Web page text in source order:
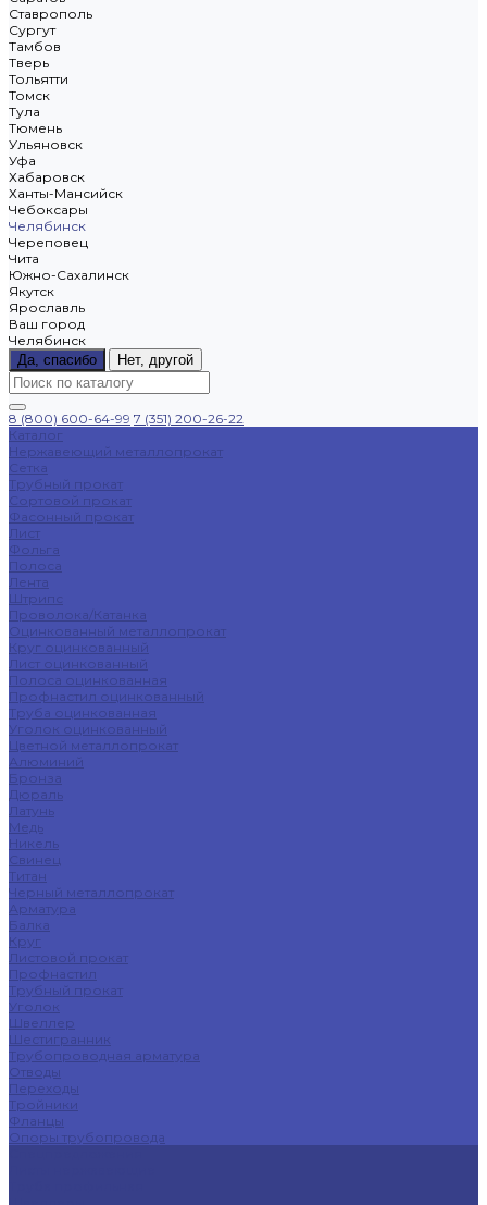
Ставрополь
Сургут
Тамбов
Тверь
Тольятти
Томск
Тула
Тюмень
Ульяновск
Уфа
Хабаровск
Ханты-Мансийск
Чебоксары
Челябинск
Череповец
Чита
Южно-Сахалинск
Якутск
Ярославль
Ваш город
Челябинск
Да, спасибо
Нет, другой
8 (800) 600-64-99 7 (351) 200-26-22
Каталог
Нержавеющий металлопрокат
Сетка
Трубный прокат
Сортовой прокат
Фасонный прокат
Лист
Фольга
Полоса
Лента
Штрипс
Проволока/Катанка
Оцинкованный металлопрокат
Круг оцинкованный
Лист оцинкованный
Полоса оцинкованная
Профнастил оцинкованный
Труба оцинкованная
Уголок оцинкованный
Цветной металлопрокат
Алюминий
Бронза
Дюраль
Латунь
Медь
Никель
Свинец
Титан
Черный металлопрокат
Арматура
Балка
Круг
Листовой прокат
Профнастил
Трубный прокат
Уголок
Швеллер
Шестигранник
Трубопроводная арматура
Отводы
Переходы
Тройники
Фланцы
Опоры трубопровода